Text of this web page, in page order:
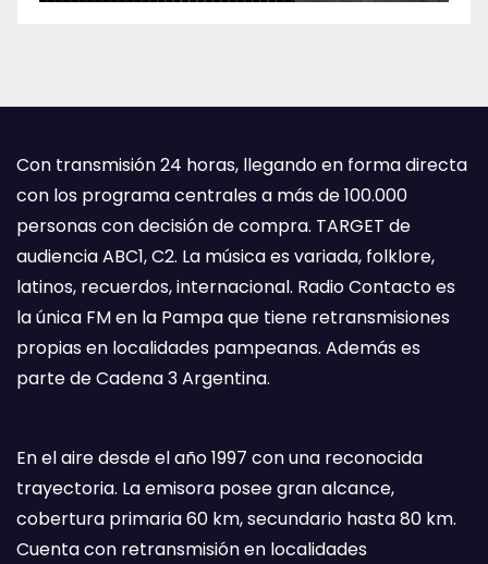
Con transmisión 24 horas, llegando en forma directa
con los programa centrales a más de 100.000
personas con decisión de compra. TARGET de
audiencia ABC1, C2. La música es variada, folklore,
latinos, recuerdos, internacional. Radio Contacto es
la única FM en la Pampa que tiene retransmisiones
propias en localidades pampeanas. Además es
parte de Cadena 3 Argentina.
En el aire desde el año 1997 con una reconocida
trayectoria. La emisora posee gran alcance,
cobertura primaria 60 km, secundario hasta 80 km.
Cuenta con retransmisión en localidades